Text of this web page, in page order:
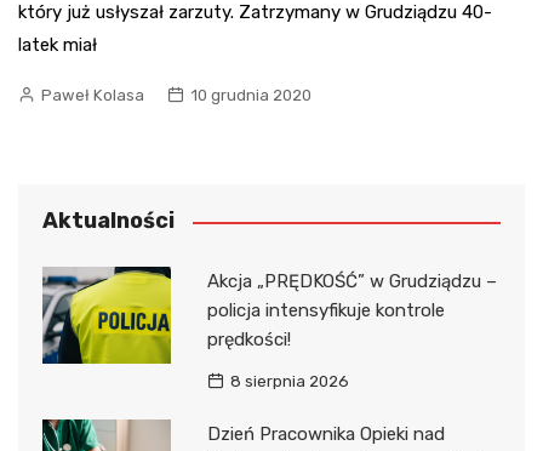
który już usłyszał zarzuty. Zatrzymany w Grudziądzu 40-
latek miał
Paweł Kolasa 10 grudnia 2020
Aktualności
Akcja „PRĘDKOŚĆ” w Grudziądzu –
policja intensyfikuje kontrole
prędkości!
8 sierpnia 2026
Dzień Pracownika Opieki nad